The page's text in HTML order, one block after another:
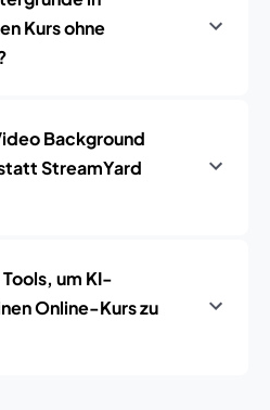
Kurs ohne
Background
StreamYard
um KI-
Online-Kurs zu